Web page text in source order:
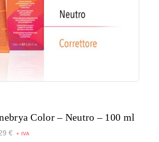
Color – Neutro – 100 ml
€